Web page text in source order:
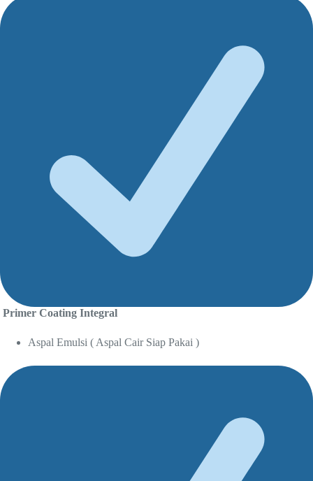
Primer Coating Integral
Aspal Emulsi ( Aspal Cair Siap Pakai )